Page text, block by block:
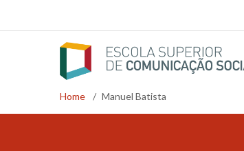
Breadcrumb
Home / Manuel Batista